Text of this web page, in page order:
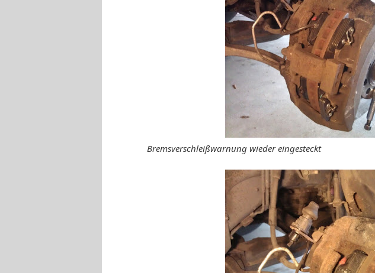
Bremsverschleißwarnung wieder eingesteckt